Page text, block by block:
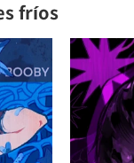
fríos